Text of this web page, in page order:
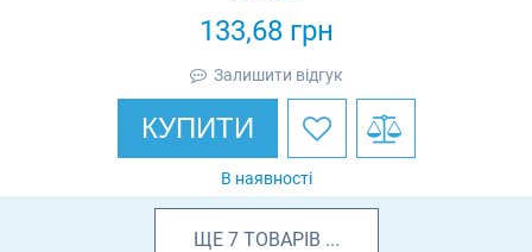
133,68грн
Залишити відгук
КУПИТИ
В наявності
ЩЕ 7 ТОВАРІВ ...